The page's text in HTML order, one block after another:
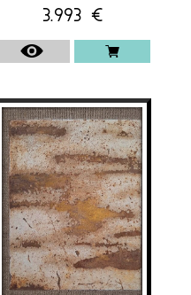
3.993 €